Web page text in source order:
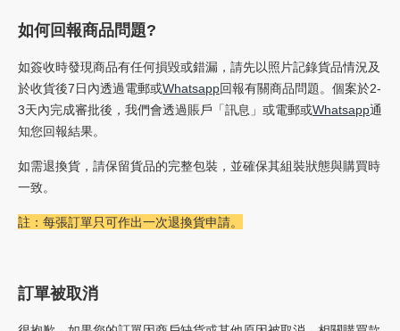
如何回報商品問題?
如簽收時發現商品有任何損毀或錯漏，請先以照片記錄貨品情況及
於收貨後7日內透過電郵或Whatsapp回報有關商品問題。個案於2-
3天內完成審批後，我們會透過賬戶「訊息」或電郵或Whatsapp通
知您回報結果。
如需退換貨，請保留貨品的完整包裝，並確保其組裝狀態與購買時
一致。
註：每張訂單只可作出一次退換貨申請。
訂單被取消